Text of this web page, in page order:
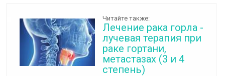
Читайте также:
Лечение рака горла -
лучевая терапия при
раке гортани,
метастазах (3 и 4
степень)